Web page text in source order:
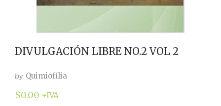
DIVULGACIÓN LIBRE NO.2 VOL 2
by Quimiofilia
$0.00 +IVA